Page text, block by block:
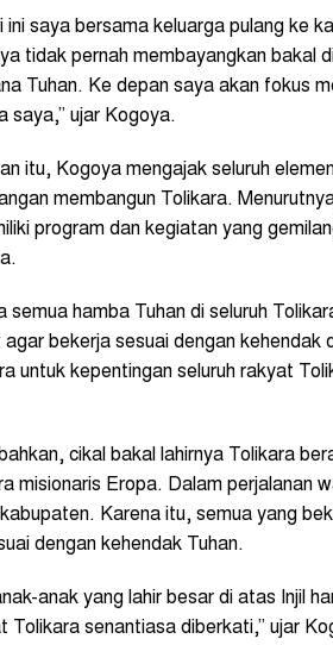
ini saya bersama keluarga pulang ke
tidak pernah membayangkan bakal
Tuhan. Ke depan saya akan fokus
saya,” ujar Kogoya.
itu, Kogoya mengajak seluruh
membangun Tolikara.
program dan kegiatan yang
semua hamba Tuhan di seluruh
bekerja sesuai dengan kehendak
untuk kepentingan seluruh rakyat
cikal bakal lahirnya Tolikara
misionaris Eropa. Dalam perjalanan
Karena itu, semua yang
dengan kehendak Tuhan.
anak yang lahir besar di atas Injil
Tolikara senantiasa diberkati,” ujar